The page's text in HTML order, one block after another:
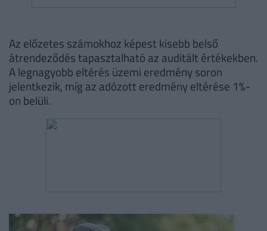
Az előzetes számokhoz képest kisebb belső
átrendeződés tapasztalható az auditált értékekben.
A legnagyobb eltérés üzemi eredmény soron
jelentkezik, míg az adózott eredmény eltérése 1%-
on belüli.